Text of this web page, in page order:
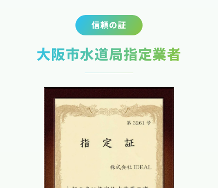
信頼の証
大阪市水道局指定業者